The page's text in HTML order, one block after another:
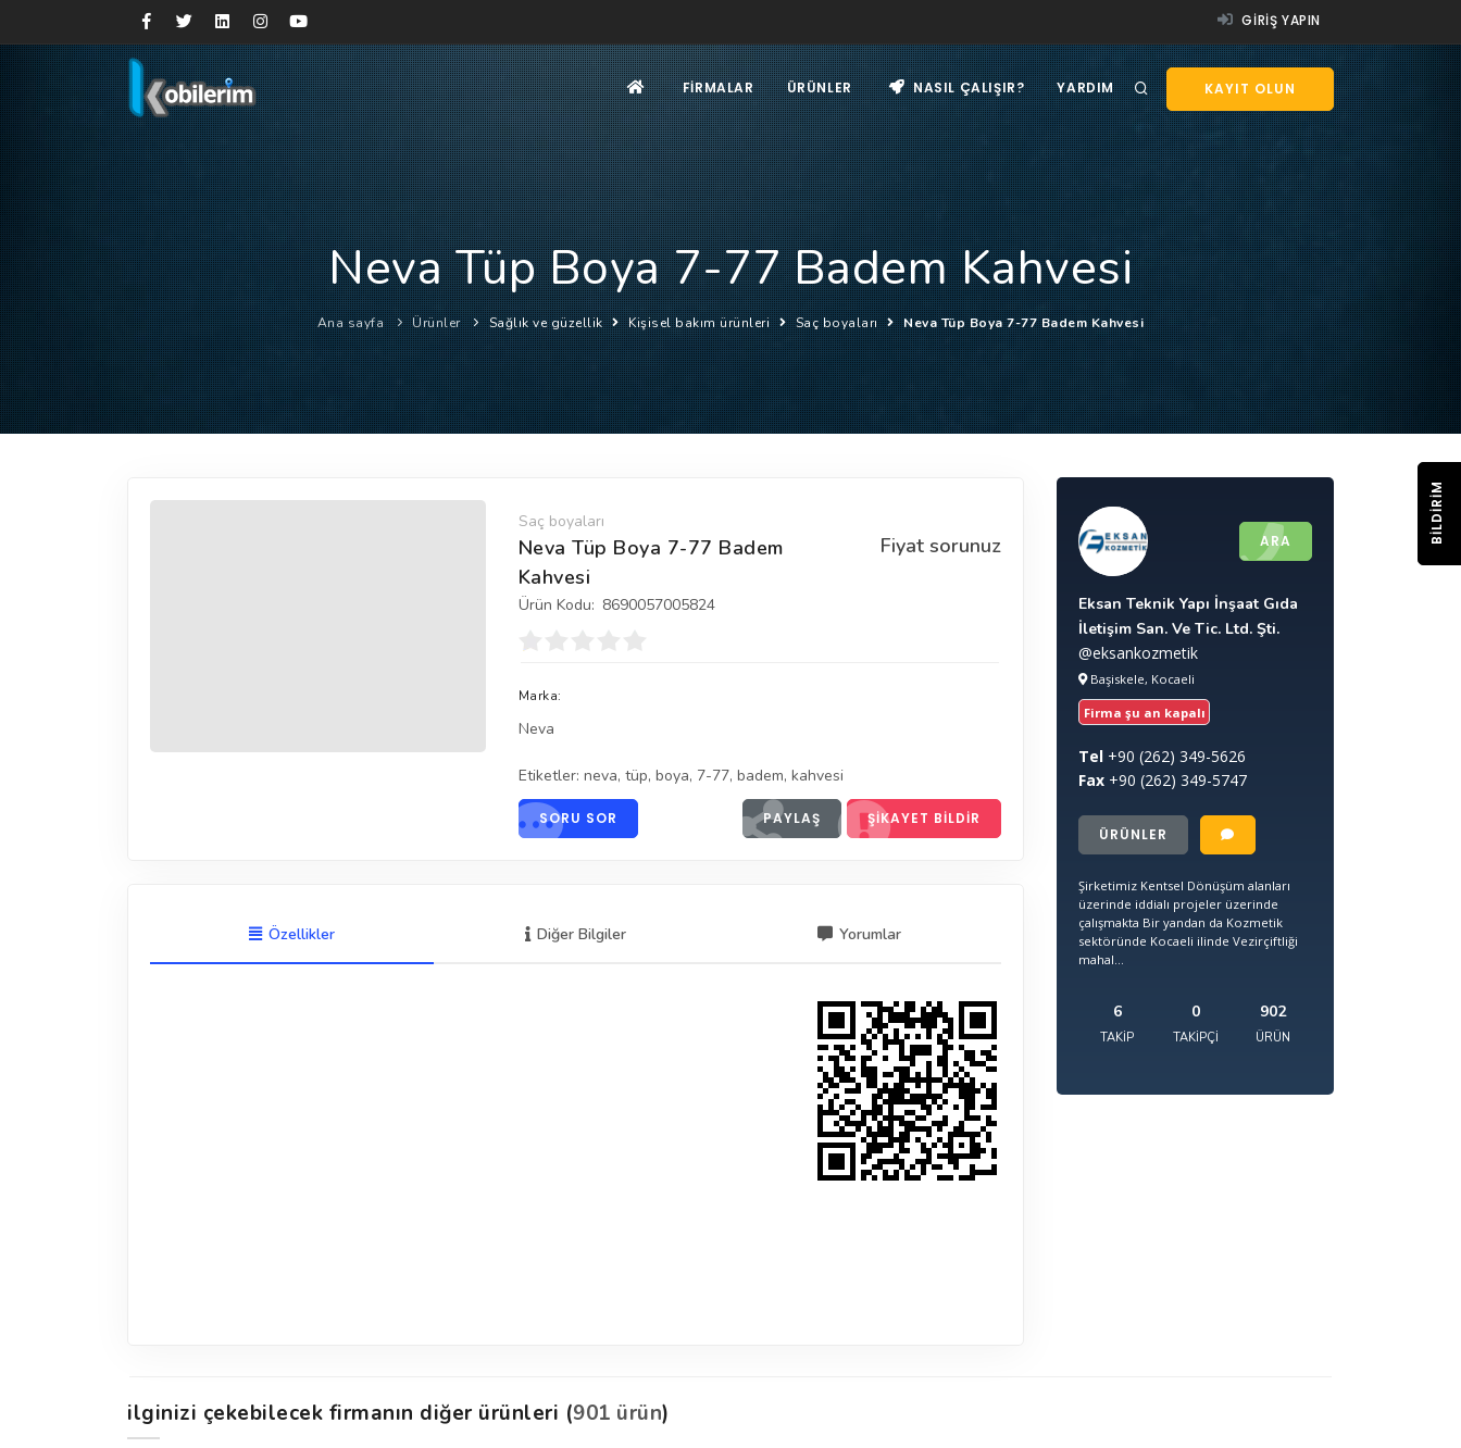
GIRIŞ YAPIN
KAYIT OLUN
FIRMALAR ÜRÜNLER NASIL ÇALIŞIR? YARDIM
Neva Tüp Boya 7-77 Badem Kahvesi
Ana sayfa Ürünler Sağlık ve güzellik Kişisel bakım ürünleri Saç boyaları Neva Tüp Boya 7-77 Badem Kahvesi
Saç boyaları
Fiyat sorunuz
Neva Tüp Boya 7-77 Badem
Kahvesi
Ürün Kodu: 8690057005824
Marka:
Neva
Etiketler: neva, tüp, boya, 7-77, badem, kahvesi
SORU SOR PAYLAŞ ŞIKAYET BILDIR
Özellikler Diğer Bilgiler Yorumlar
ARA
Eksan Teknik Yapı İnşaat Gıda
İletişim San. Ve Tic. Ltd. Şti.
@eksankozmetik
Başiskele, Kocaeli
Firma şu an kapalı
Tel +90 (262) 349-5626
Fax +90 (262) 349-5747
ÜRÜNLER
Şirketimiz Kentsel Dönüşüm alanları
üzerinde iddialı projeler üzerinde
çalışmakta Bir yandan da Kozmetik
sektöründe Kocaeli ilinde Vezirçiftliği
mahal...
6
TAKIP
0
TAKIPÇI
902
ÜRÜN
ilginizi çekebilecek firmanın diğer ürünleri (901 ürün)
BILDIRIM